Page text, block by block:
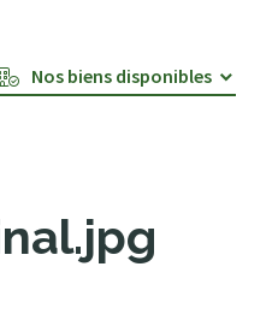
Nos biens disponibles